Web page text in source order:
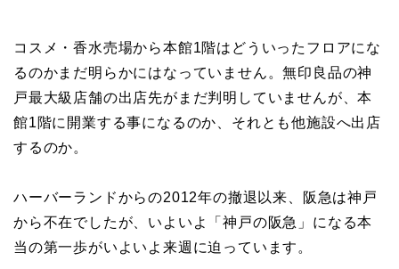
コスメ・香水売場から本館1階はどういったフロアにな
るのかまだ明らかにはなっていません。無印良品の神
戸最大級店舗の出店先がまだ判明していませんが、本
館1階に開業する事になるのか、それとも他施設へ出店
するのか。
ハーバーランドからの2012年の撤退以来、阪急は神戸
から不在でしたが、いよいよ「神戸の阪急」になる本
当の第一歩がいよいよ来週に迫っています。